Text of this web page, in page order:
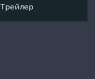
Трейлер